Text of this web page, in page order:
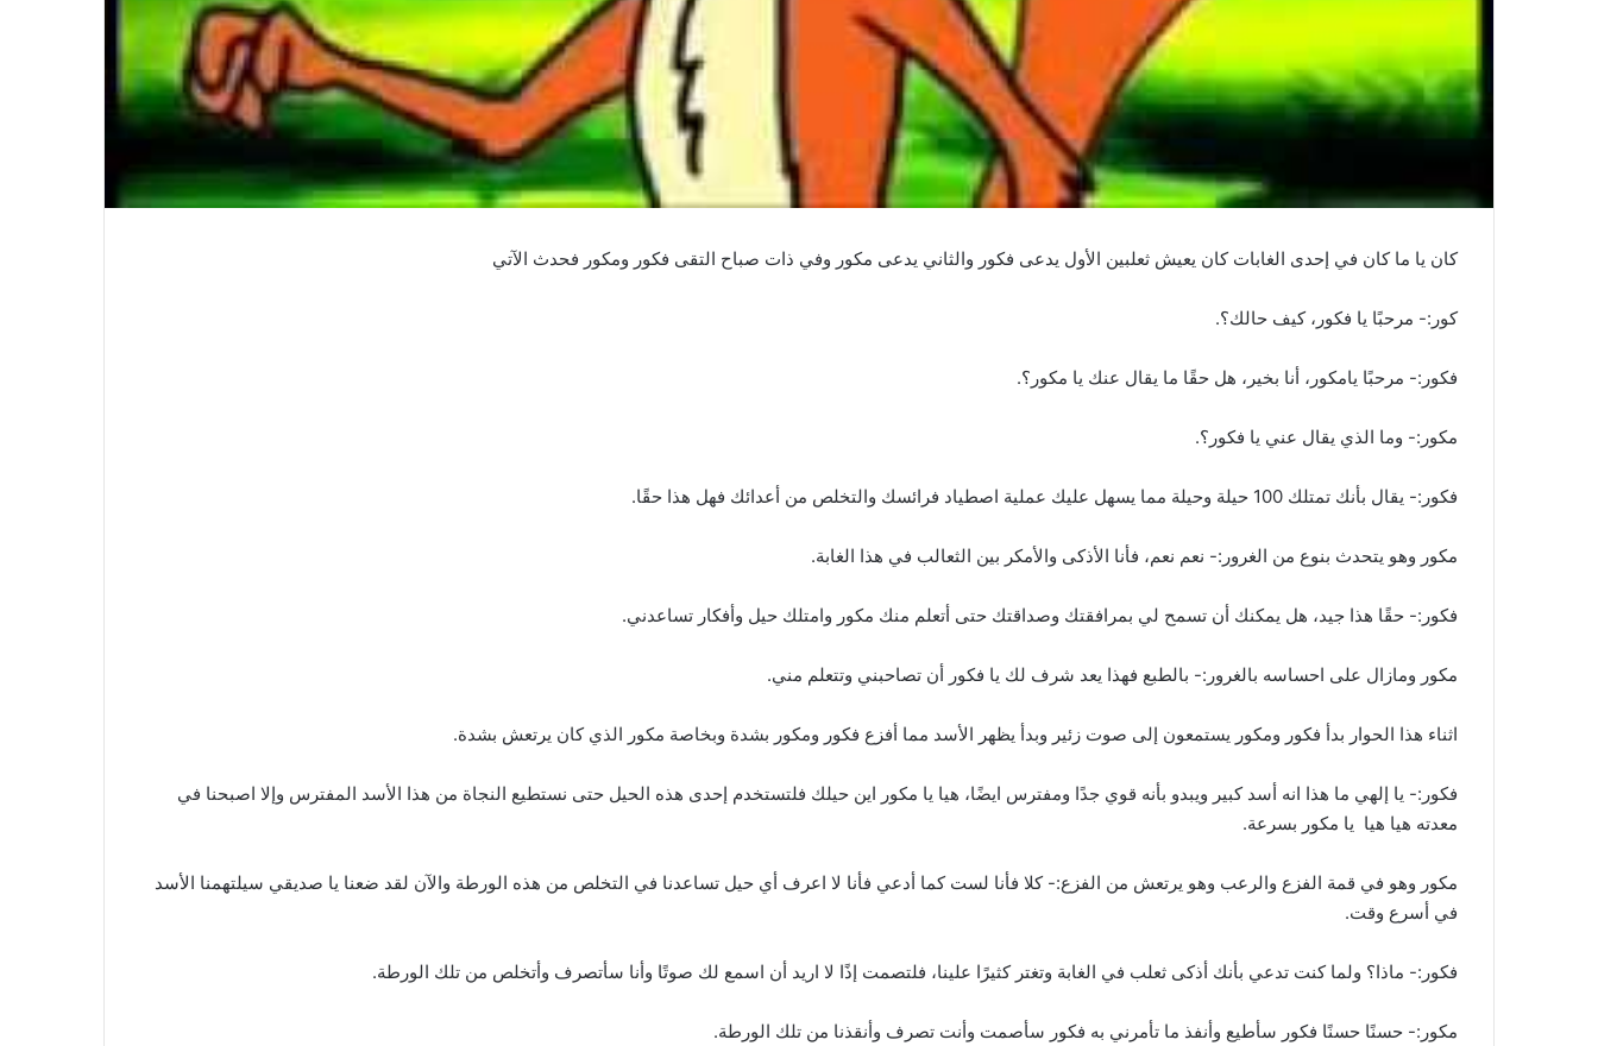
كان يا ما كان في إحدى الغابات كان يعيش ثعلبين الأول يدعى فكور والثاني يدعى مكور وفي ذات صباح التقى فكور ومكور فحدث الآتي
كور:- مرحبًا يا فكور، كيف حالك؟.
فكور:- مرحبًا يامكور، أنا بخير، هل حقًا ما يقال عنك يا مكور؟.
مكور:- وما الذي يقال عني يا فكور؟.
فكور:- يقال بأنك تمتلك 100 حيلة وحيلة مما يسهل عليك عملية اصطياد فرائسك والتخلص من أعدائك فهل هذا حقًا.
مكور وهو يتحدث بنوع من الغرور:- نعم نعم، فأنا الأذكى والأمكر بين الثعالب في هذا الغابة.
فكور:- حقًا هذا جيد، هل يمكنك أن تسمح لي بمرافقتك وصداقتك حتى أتعلم منك مكور وامتلك حيل وأفكار تساعدني.
مكور ومازال على احساسه بالغرور:- بالطبع فهذا يعد شرف لك يا فكور أن تصاحبني وتتعلم مني.
اثناء هذا الحوار بدأ فكور ومكور يستمعون إلى صوت زئير وبدأ يظهر الأسد مما أفزع فكور ومكور بشدة وبخاصة مكور الذي كان يرتعش بشدة.
فكور:- يا إلهي ما هذا انه أسد كبير ويبدو بأنه قوي جدًا ومفترس ايضًا، هيا يا مكور اين حيلك فلتستخدم إحدى هذه الحيل حتى نستطيع النجاة من هذا الأسد المفترس وإلا اصبحنا في
معدته هيا هيا يا مكور بسرعة.
مكور وهو في قمة الفزع والرعب وهو يرتعش من الفزع:- كلا فأنا لست كما أدعي فأنا لا اعرف أي حيل تساعدنا في التخلص من هذه الورطة والآن لقد ضعنا يا صديقي سيلتهمنا الأسد
في أسرع وقت.
فكور:- ماذا؟ ولما كنت تدعي بأنك أذكى ثعلب في الغابة وتغتر كثيرًا علينا، فلتصمت إذًا لا اريد أن اسمع لك صوتًا وأنا سأتصرف وأتخلص من تلك الورطة.
مكور:- حسنًا حسنًا فكور سأطيع وأنفذ ما تأمرني به فكور سأصمت وأنت تصرف وأنقذنا من تلك الورطة.